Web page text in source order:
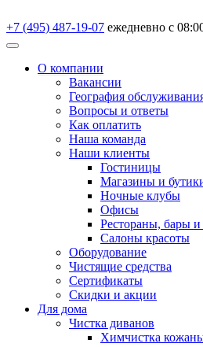
+7 (495) 487-19-07 ежедневно с
О компании
Вакансии
География
Вопросы и ответы
Как оплатить
Наша команда
Наши клиенты
Гостиницы
Магазины и
Ночные клубы
Офисы
Рестораны, бары и
Салоны красоты
Оборудование
Чистящие средства
Сертификаты
Скидки и акции
Для дома
Чистка диванов
Химчистка